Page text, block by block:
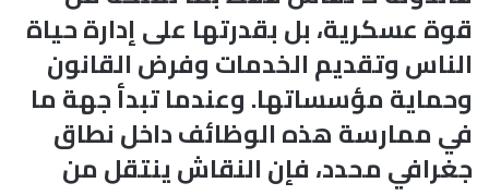
قوة عسكرية، بل بقدرتها على إدارة حياة
الناس وتقديم الخدمات وفرض القانون
وحماية مؤسساتها. وعندما تبدأ جهة ما
في ممارسة هذه الوظائف داخل نطاق
جغرافي محدد، فإن النقاش ينتقل من